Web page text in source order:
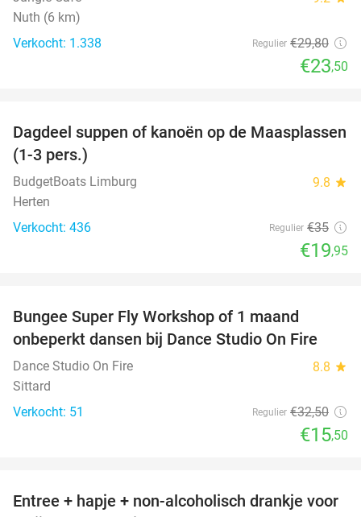
Nuth (6 km)
Verkocht: 1.338
Regulier €29,80
€23,50
43%
Dagdeel suppen of kanoën op de Maasplassen
(1-3 pers.)
BudgetBoats Limburg 9.8 star
Herten
Verkocht: 436
Regulier €35
€19,95
Bungee Super Fly Workshop of 1 maand
onbeperkt dansen bij Dance Studio On Fire
Dance Studio On Fire 8.8 star
Sittard
Verkocht: 51
Regulier €32,50
€15,50
52%
Entree + hapje + non-alcoholisch drankje voor